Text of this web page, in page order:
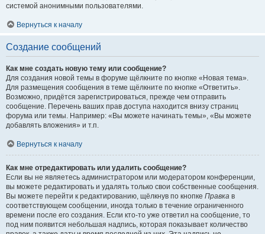
системой анонимными пользователями.
Вернуться к началу
Создание сообщений
Как мне создать новую тему или сообщение?
Для создания новой темы в форуме щёлкните по кнопке «Новая тема».
Для размещения сообщения в теме щёлкните по кнопке «Ответить».
Возможно, придётся зарегистрироваться, прежде чем отправить
сообщение. Перечень ваших прав доступа находится внизу страниц
форума или темы. Например: «Вы можете начинать темы», «Вы можете
добавлять вложения» и т.п.
Вернуться к началу
Как мне отредактировать или удалить сообщение?
Если вы не являетесь администратором или модератором конференции,
вы можете редактировать и удалять только свои собственные сообщения.
Вы можете перейти к редактированию, щёлкнув по кнопке Правка в
соответствующем сообщении, иногда только в течение ограниченного
времени после его создания. Если кто-то уже ответил на сообщение, то
под ним появится небольшая надпись, которая показывает количество